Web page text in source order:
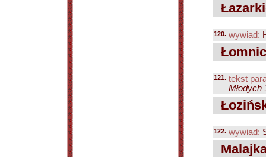
120. wywiad:
121. tekst
Młodych
122. wywiad: